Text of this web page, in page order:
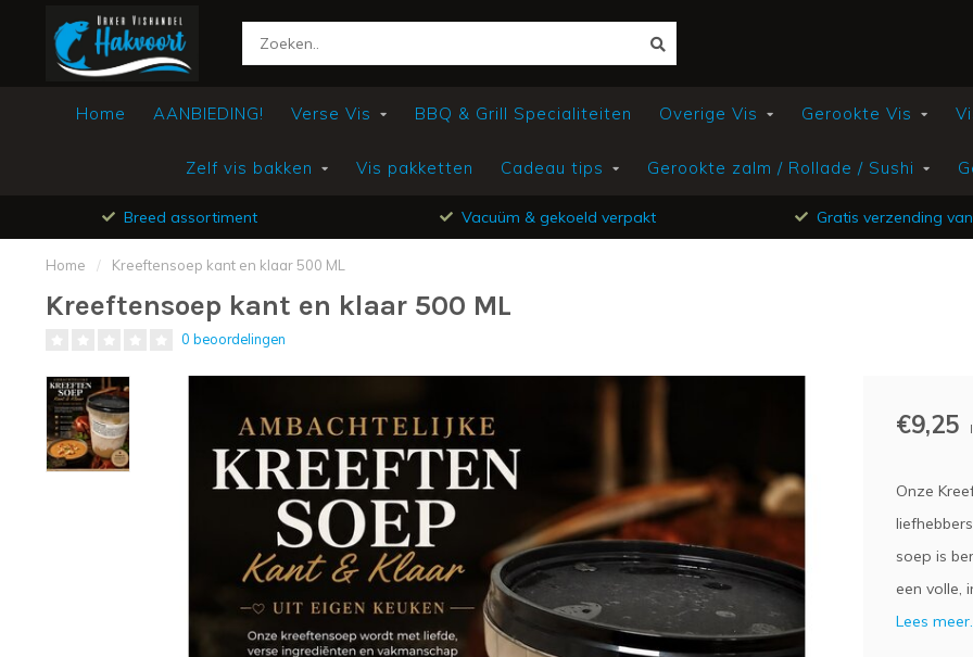
Home AANBIEDING! Verse Vis BBQ & Grill Specialiteiten Overige Vis Gerookte Vis
Zelf vis bakken Vis pakketten Cadeau tips Gerookte zalm / Rollade / Sushi
Breed assortiment Vacuüm & gekoeld verpakt Gratis verzending
Home / Kreeftensoep kant en klaar 500 ML
Kreeftensoep kant en klaar 500 ML
0 beoordelingen
€9,25
Onze
soep is
een volle,
Lees